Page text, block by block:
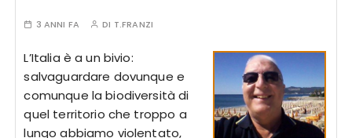
3 ANNI FA DI T.FRANZI
L’Italia è a un bivio:
salvaguardare dovunque e
comunque la biodiversità di
quel territorio che troppo a
lungo abbiamo violentato,